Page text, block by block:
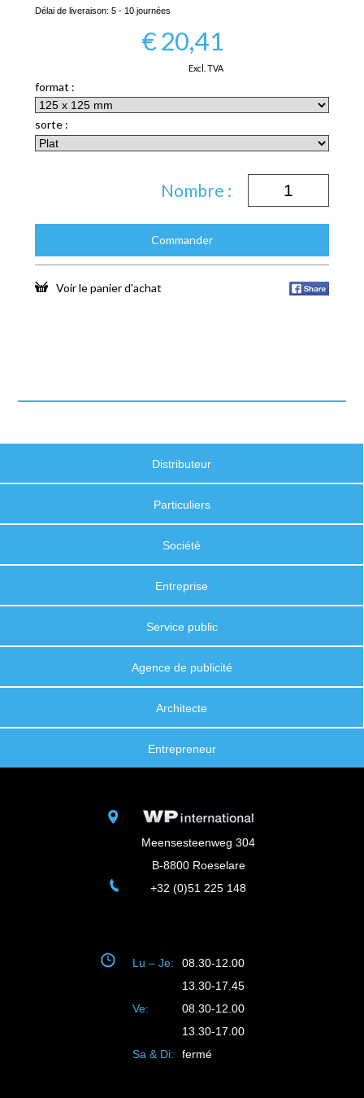
Délai de liveraison: 5 - 10 journées
€20,41
Excl. TVA
format :
sorte :
Nombre :
Commander
Voir le panier d'achat
Distributeur
Particuliers
Société
Entreprise
Service public
Agence de publicité
Architecte
Entrepreneur
Meensesteenweg 304
B-8800 Roeselare
+32 (0)51 225 148
Lu – Je:
08.30-12.00
13.30-17.45
Ve:
08.30-12.00
13.30-17.00
Sa & Di:
fermé